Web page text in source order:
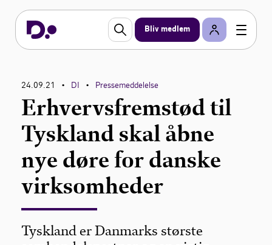
Bliv medlem
24.09.21 • DI • Pressemeddelelse
Erhvervsfremstød til
Tyskland skal åbne
nye døre for danske
virksomheder
Tyskland er Danmarks største